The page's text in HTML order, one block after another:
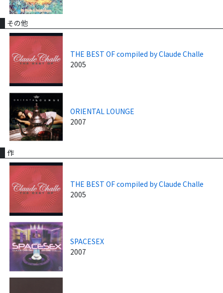
その他
THE BEST OF compiled by Claude Challe
2005
ORIENTAL LOUNGE
2007
作
THE BEST OF compiled by Claude Challe
2005
SPACESEX
2007